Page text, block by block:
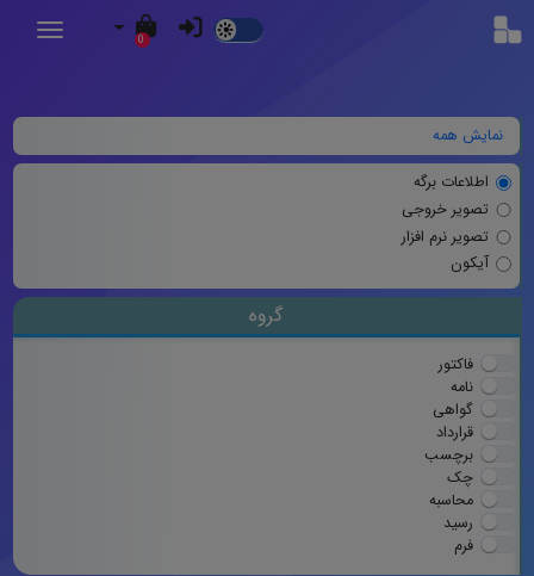
Dark
0
نمایش همه
اطلاعات برگه
تصویر خروجی
تصویر نرم افزار
آیکون
گروه
فاکتور
نامه
گواهی
قرارداد
برچسب
چک
محاسبه
رسید
فرم